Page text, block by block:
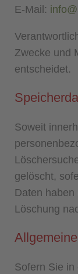
E-Mail:
Zwecke und
entscheidet.
Soweit
gelöscht,
Daten
Löschung
Sofern Sie